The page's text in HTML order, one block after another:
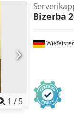
1 / 5
Bizerba